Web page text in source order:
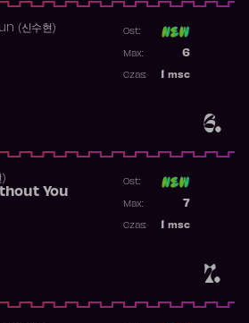
6.
(신수현) Ost:
6
Max:
msc
Czas:
7.
)
You
Ost:
7
Max:
msc
Czas: